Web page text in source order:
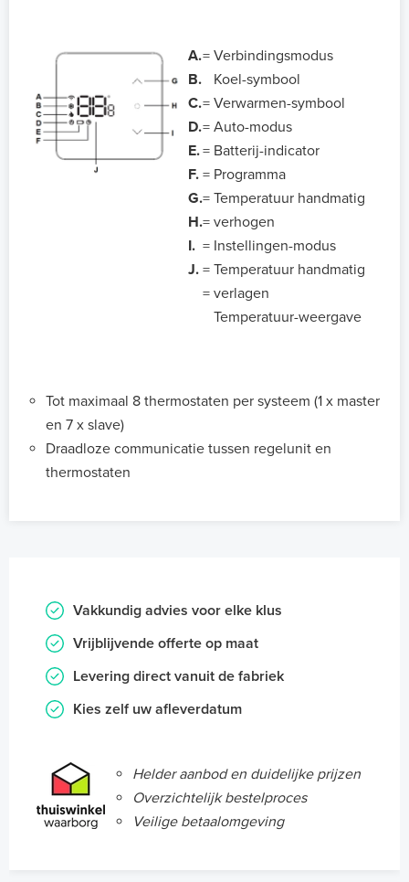
A.
B.
C.
D.
E.
F.
G.
H.
I.
J.
=
=
=
=
=
=
=
=
=
=
Verbindingsmodus
Koel-symbool
Verwarmen-symbool
Auto-modus
Batterij-indicator
Programma
Temperatuur handmatig
verhogen
Instellingen-modus
Temperatuur handmatig
verlagen
Temperatuur-weergave
Tot maximaal 8 thermostaten per systeem (1 x master
en 7 x slave)
Draadloze communicatie tussen regelunit en
thermostaten
Vakkundig advies voor elke klus
Vrijblijvende offerte op maat
Levering direct vanuit de fabriek
Kies zelf uw afleverdatum
Helder aanbod en duidelijke prijzen
Overzichtelijk bestelproces
Veilige betaalomgeving